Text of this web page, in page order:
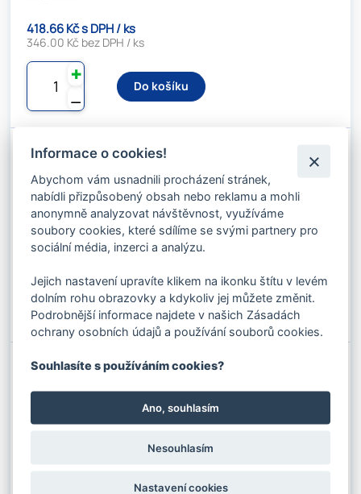
418.66 Kč s DPH / ks
346.00 Kč bez DPH / ks
⚊
✚
Do košíku
Kód produktu: 0905384
Stav skladu:4 ks
699.38 Kč s DPH / ks
578.00 Kč bez DPH / ks
⚊
✚
Do košíku
Kód produktu: 0905385
Stav skladu: 1 ks
Informace o cookies!
Abychom vám usnadnili procházení stránek,
nabídli přizpůsobený obsah nebo reklamu a mohli
anonymně analyzovat návštěvnost, využíváme
soubory cookies, které sdílíme se svými partnery pro
sociální média, inzerci a analýzu.
Jejich nastavení upravíte klikem na ikonku štítu v levém
dolním rohu obrazovky a kdykoliv jej můžete změnit.
Podrobnější informace najdete v našich Zásadách
ochrany osobních údajů a používání souborů cookies.
Souhlasíte s používáním cookies?
Ano, souhlasím
Nesouhlasím
Nastavení cookies